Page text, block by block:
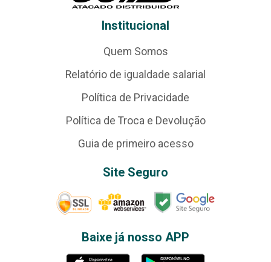
Institucional
Quem Somos
Relatório de igualdade salarial
Política de Privacidade
Política de Troca e Devolução
Guia de primeiro acesso
Site Seguro
Baixe já nosso APP